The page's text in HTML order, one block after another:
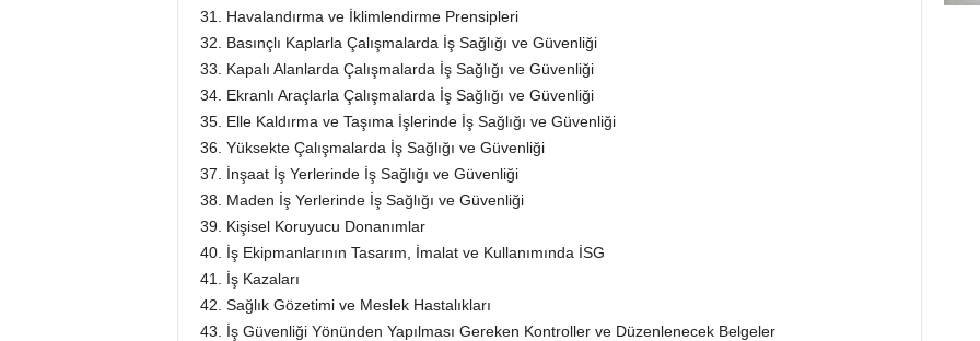
31. Havalandırma ve İklimlendirme Prensipleri
32. Basınçlı Kaplarla Çalışmalarda İş Sağlığı ve Güvenliği
33. Kapalı Alanlarda Çalışmalarda İş Sağlığı ve Güvenliği
34. Ekranlı Araçlarla Çalışmalarda İş Sağlığı ve Güvenliği
35. Elle Kaldırma ve Taşıma İşlerinde İş Sağlığı ve Güvenliği
36. Yüksekte Çalışmalarda İş Sağlığı ve Güvenliği
37. İnşaat İş Yerlerinde İş Sağlığı ve Güvenliği
38. Maden İş Yerlerinde İş Sağlığı ve Güvenliği
39. Kişisel Koruyucu Donanımlar
40. İş Ekipmanlarının Tasarım, İmalat ve Kullanımında İSG
41. İş Kazaları
42. Sağlık Gözetimi ve Meslek Hastalıkları
43. İş Güvenliği Yönünden Yapılması Gereken Kontroller ve Düzenlenecek Belgeler